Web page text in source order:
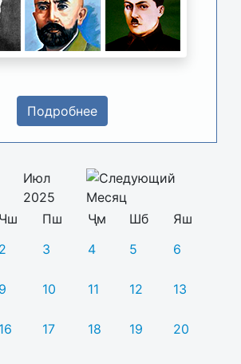
Подробнее
Июл
2025
Чш Пш Ҷм Шб
Яш
2 3 4 5 6
9 10 11 12 13
16 17 18 19 20